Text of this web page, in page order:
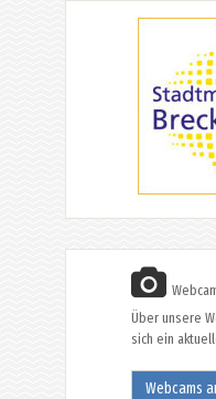
Über unsere
sich ein
Webcams